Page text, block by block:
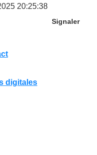
20:25:38
Signaler
digitales